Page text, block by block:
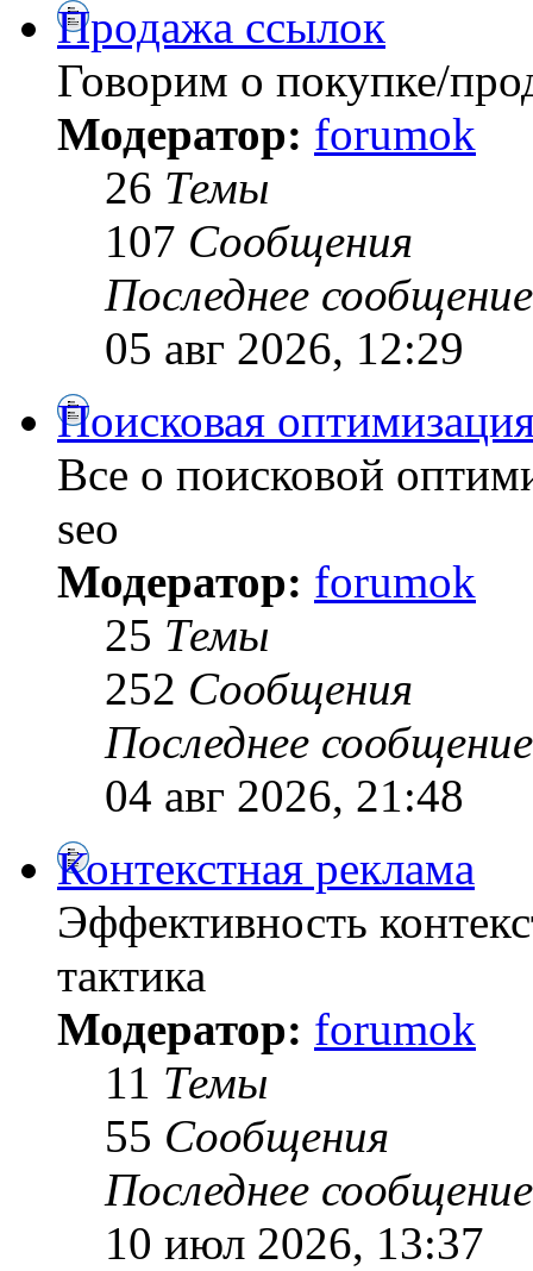
Продажа ссылок
Говорим о покупке/
Модератор: forumok
26 Темы
107 Сообщения
Последнее сообщение
05 авг 2026, 12:29
Поисковая
Все о поисковой
seo
Модератор: forumok
25 Темы
252 Сообщения
Последнее сообщение
04 авг 2026, 21:48
Контекстная реклама
Эффективность
тактика
Модератор: forumok
11 Темы
55 Сообщения
Последнее сообщение
10 июл 2026, 13:37